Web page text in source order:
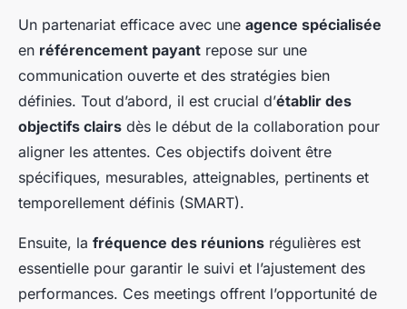
Un partenariat efficace avec une agence spécialisée
en référencement payant repose sur une
communication ouverte et des stratégies bien
définies. Tout d’abord, il est crucial d’établir des
objectifs clairs dès le début de la collaboration pour
aligner les attentes. Ces objectifs doivent être
spécifiques, mesurables, atteignables, pertinents et
temporellement définis (SMART).
Ensuite, la fréquence des réunions régulières est
essentielle pour garantir le suivi et l’ajustement des
performances. Ces meetings offrent l’opportunité de